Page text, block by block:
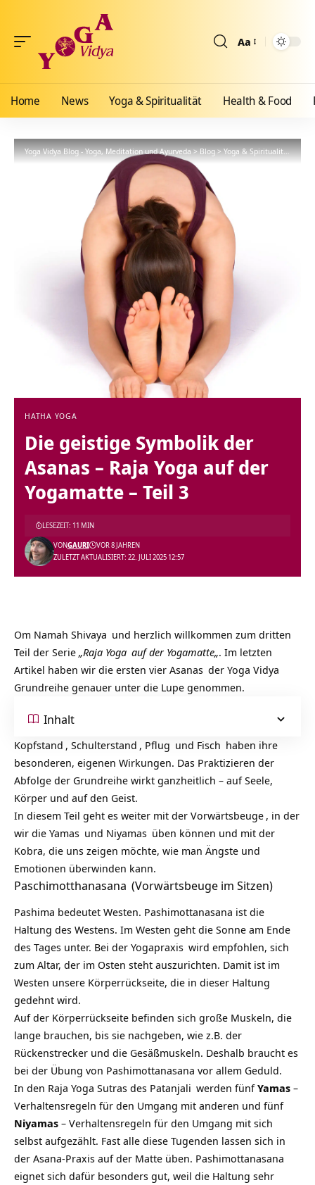
Aa
Home News Yoga & Spiritualität Health & Food
Yoga Vidya Blog - Yoga, Meditation und Ayurveda>Blog>Yoga & Spiritualität >
HATHA YOGA
Die geistige Symbolik der
Asanas – Raja Yoga auf der
Yogamatte – Teil 3
ZULETZT AKTUALISIERT: 22. JULI 2025 12:57
VONGAURI VOR 8 JAHREN
LESEZEIT: 11 MIN
Om Namah Shivaya und herzlich willkommen zum dritten
Teil der Serie „Raja Yoga auf der Yogamatte„. Im letzten
Artikel haben wir die ersten vier Asanas der Yoga Vidya
Grundreihe genauer unter die Lupe genommen.
Inhalt
Kopfstand , Schulterstand , Pflug und Fisch haben ihre
besonderen, eigenen Wirkungen. Das Praktizieren der
Abfolge der Grundreihe wirkt ganzheitlich – auf Seele,
Körper und auf den Geist.
In diesem Teil geht es weiter mit der Vorwärtsbeuge , in der
wir die Yamas und Niyamas üben können und mit der
Kobra, die uns zeigen möchte, wie man Ängste und
Emotionen überwinden kann.
Paschimotthanasana (Vorwärtsbeuge im Sitzen)
Pashima bedeutet Westen. Pashimottanasana ist die
Haltung des Westens. Im Westen geht die Sonne am Ende
des Tages unter. Bei der Yogapraxis wird empfohlen, sich
zum Altar, der im Osten steht auszurichten. Damit ist im
Westen unsere Körperrückseite, die in dieser Haltung
gedehnt wird.
Auf der Körperrückseite befinden sich große Muskeln, die
lange brauchen, bis sie nachgeben, wie z.B. der
Rückenstrecker und die Gesäßmuskeln. Deshalb braucht es
bei der Übung von Pashimottanasana vor allem Geduld.
In den Raja Yoga Sutras des Patanjali werden fünfYamas –
Verhaltensregeln für den Umgang mit anderen und fünf
Niyamas – Verhaltensregeln für den Umgang mit sich
selbst aufgezählt. Fast alle diese Tugenden lassen sich in
der Asana-Praxis auf der Matte üben. Pashimottanasana
eignet sich dafür besonders gut, weil die Haltung sehr